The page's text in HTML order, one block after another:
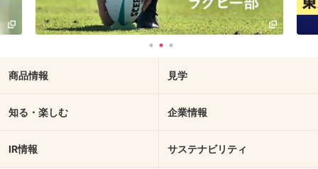
商品情報 見学
知る・楽しむ 企業情報
IR情報 サステナビリティ